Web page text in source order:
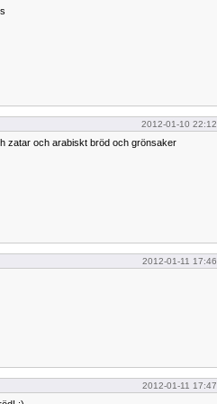
2012-01-10 22:12
zatar och arabiskt bröd och grönsaker
2012-01-11 17:46
2012-01-11 17:47